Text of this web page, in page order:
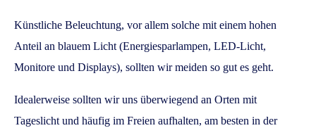
Künstliche Beleuchtung, vor allem solche mit einem hohen
Anteil an blauem Licht (Energiesparlampen, LED-Licht,
Monitore und Displays), sollten wir meiden so gut es geht.
Idealerweise sollten wir uns überwiegend an Orten mit
Tageslicht und häufig im Freien aufhalten, am besten in der